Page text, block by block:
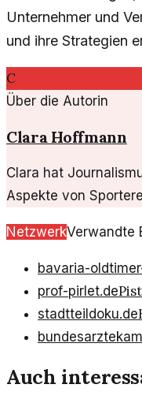
Unternehmer und
und ihre Strategien
C
Über die Autorin
Clara Hoffmann
Clara hat
Aspekte von
NetzwerkVerwandte
bavaria-
prof-pirlet.de
stadtteildoku.de
Auch